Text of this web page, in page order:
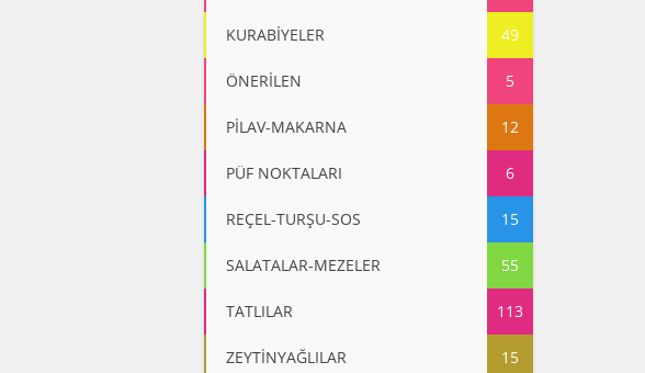
KURABİYELER 49
ÖNERİLEN 5
PİLAV-MAKARNA 12
PÜF NOKTALARI 6
REÇEL-TURŞU-SOS 15
SALATALAR-MEZELER 55
TATLILAR 113
ZEYTİNYAĞLILAR 15